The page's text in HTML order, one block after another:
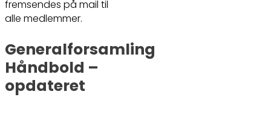
fremsendes på mail til
alle medlemmer.
Generalforsamling
Håndbold –
opdateret